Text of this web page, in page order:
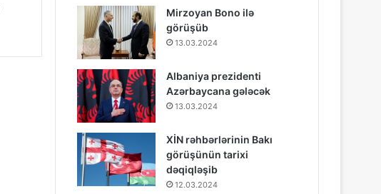
Mirzoyan Bono ilə
görüşüb
13.03.2024
Albaniya prezidenti
Azərbaycana gələcək
13.03.2024
XİN rəhbərlərinin Bakı
görüşünün tarixi
dəqiqləşib
12.03.2024